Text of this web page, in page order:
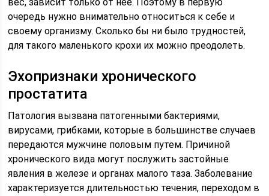
очередь нужно внимательно относиться к себе и
своему организму. Сколько бы ни было трудностей,
для такого маленького крохи их можно преодолеть.
Эхопризнаки хронического
простатита
Патология вызвана патогенными бактериями,
вирусами, грибками, которые в большинстве случаев
передаются мужчине половым путем. Причиной
хронического вида могут послужить застойные
явления в железе и органах малого таза. Заболевание
характеризуется длительностью течения, переходом в